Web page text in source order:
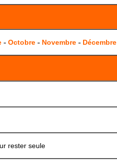
- Octobre- Novembre- Décembre
rester seule